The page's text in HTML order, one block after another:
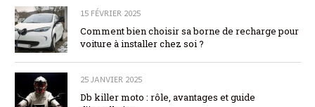
15 FÉVRIER 2025
Comment bien choisir sa borne de recharge pour
voiture à installer chez soi ?
25 JANVIER 2025
Db killer moto : rôle, avantages et guide